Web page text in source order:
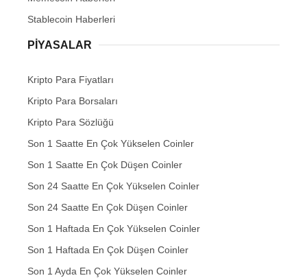
Stablecoin Haberleri
PIYASALAR
Kripto Para Fiyatları
Kripto Para Borsaları
Kripto Para Sözlüğü
Son 1 Saatte En Çok Yükselen Coinler
Son 1 Saatte En Çok Düşen Coinler
Son 24 Saatte En Çok Yükselen Coinler
Son 24 Saatte En Çok Düşen Coinler
Son 1 Haftada En Çok Yükselen Coinler
Son 1 Haftada En Çok Düşen Coinler
Son 1 Ayda En Çok Yükselen Coinler